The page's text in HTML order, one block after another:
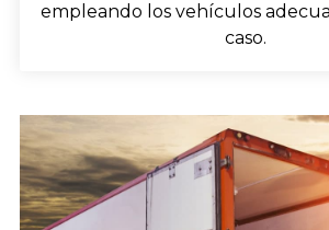
empleando los vehículos
caso.